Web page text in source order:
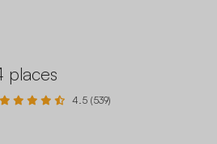
places
4.5 (539)